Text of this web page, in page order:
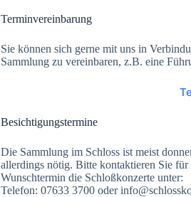
Terminvereinbarung
Sie können sich gerne mit uns in
Sammlung zu vereinbaren, z.B. eine
Besichtigungstermine
Die Sammlung im Schloss ist meist
allerdings nötig. Bitte kontaktieren Sie
Wunschtermin die Schloßkonzerte unter:
Telefon: 07633 3700 oder